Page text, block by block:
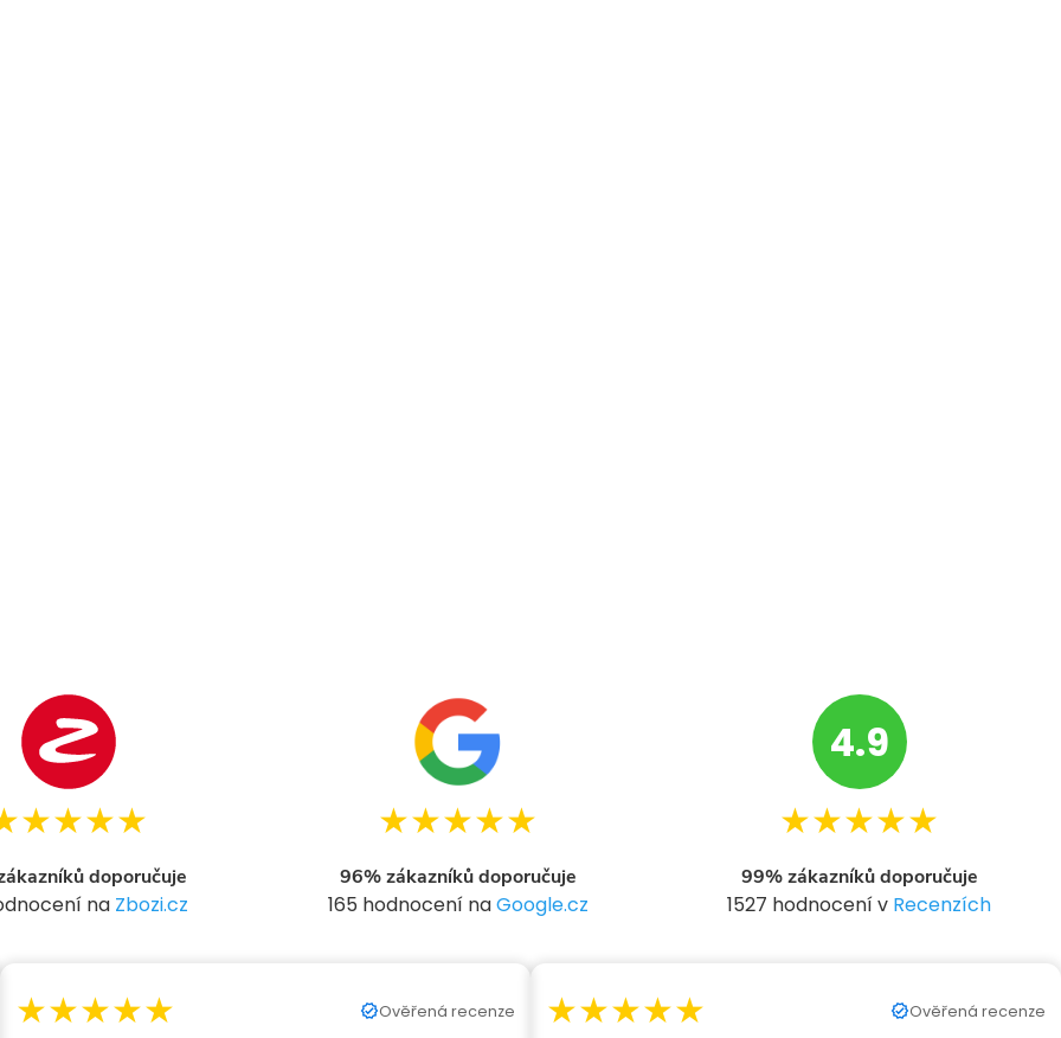
doporučuje
na Zbozi.cz
★★★★★
96% zákazníků doporučuje
165 hodnocení naGoogle.cz
4.9
★★★★★
99% zákazníků doporučuje
1527 hodnocení v Recenzích
★★★★★ Ověřená recenze ★★★★★ Ověřená recenze